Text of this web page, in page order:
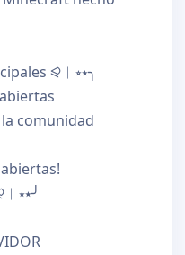
⪨︱⭒⭑╮
comunidad